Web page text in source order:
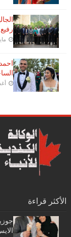
مايو
الأكثر قراءة